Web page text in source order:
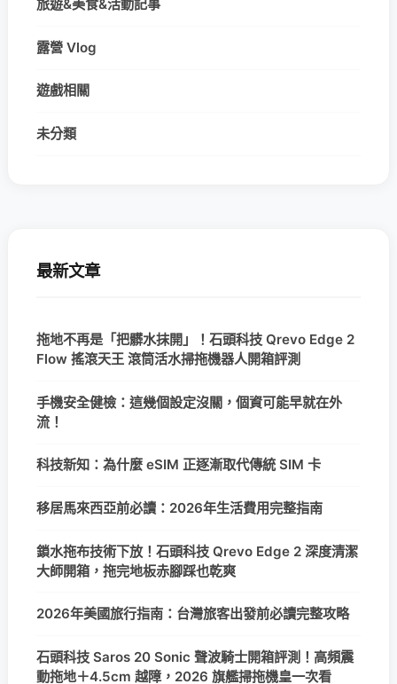
旅遊&美食&活動記事
露營 Vlog
遊戲相關
未分類
最新文章
拖地不再是「把髒水抹開」！石頭科技 Qrevo Edge 2
Flow 搖滾天王 滾筒活水掃拖機器人開箱評測
手機安全健檢：這幾個設定沒關，個資可能早就在外
流！
科技新知：為什麼 eSIM 正逐漸取代傳統 SIM 卡
移居馬來西亞前必讀：2026年生活費用完整指南
鎖水拖布技術下放！石頭科技 Qrevo Edge 2 深度清潔
大師開箱，拖完地板赤腳踩也乾爽
2026年美國旅行指南：台灣旅客出發前必讀完整攻略
石頭科技 Saros 20 Sonic 聲波騎士開箱評測！高頻震
動拖地＋4.5cm 越障，2026 旗艦掃拖機皇一次看